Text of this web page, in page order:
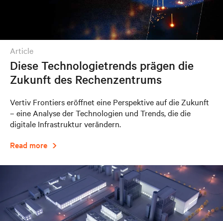
article
Diese Technologietrends prägen die
Zukunft des Rechenzentrums
Vertiv Frontiers eröffnet eine Perspektive auf die Zukunft
– eine Analyse der Technologien und Trends, die die
digitale Infrastruktur verändern.
Read more